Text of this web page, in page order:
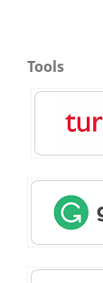
Tools